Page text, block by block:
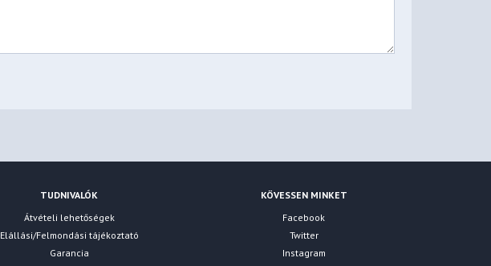
TUDNIVALÓK
Átvételi lehetőségek
Elállási/Felmondási tájékoztató
Garancia
KÖVESSEN MINKET
Facebook
Twitter
Instagram